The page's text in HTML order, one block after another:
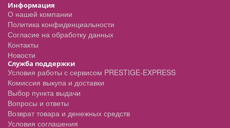
Информация
О нашей компании
Политика конфиденциальности
Согласие на обработку данных
Контакты
Новости
Служба поддержки
Условия работы с сервисом PRESTIGE-EXPRESS
Комиссия выкупа и доставки
Выбор пункта выдачи
Вопросы и ответы
Возврат товара и денежных средств
Условия соглашения